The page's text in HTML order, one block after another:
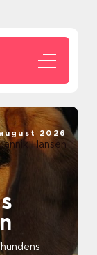
2026
Hansen